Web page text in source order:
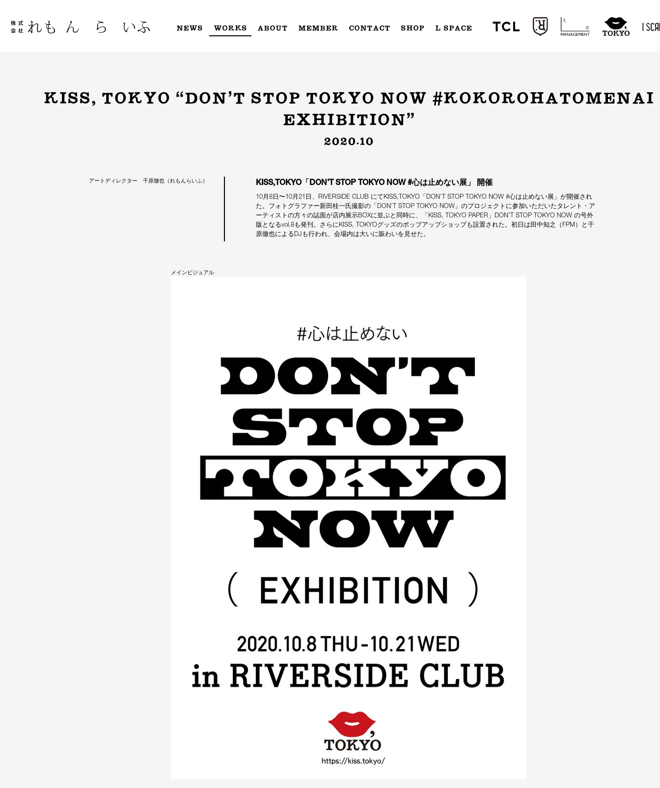
content
NEWS WORKS ABOUT MEMBER CONTACT SHOP L SPACE
KISS, TOKYO “DON’T STOP TOKYO NOW #KOKOROHATOMENAI
EXHIBITION”
2020.10
アートディレクター 千原徹也（れもんらいふ） KISS,TOKYO「DON’T STOP TOKYO NOW #心は止めない展」 開催
10月8日〜10月21日、RIVERSIDE CLUB にてKISS,TOKYO「DON’T STOP TOKYO NOW #心は止めない展」が開催され
た。フォトグラファー新田桂一氏撮影の「DON’T STOP TOKYO NOW」のプロジェクトに参加いただいたタレント・ア
ーティストの方々の誌面が店内展示BOXに並ぶと同時に、「KISS, TOKYO PAPER」DON’T STOP TOKYO NOW の号外
版となるvol.8も発刊。さらにKISS, TOKYOグッズのポップアップショップも設置された。初日は田中知之（FPM）と千
原徹也によるDJも行われ、会場内は大いに賑わいを見せた。
メインビジュアル